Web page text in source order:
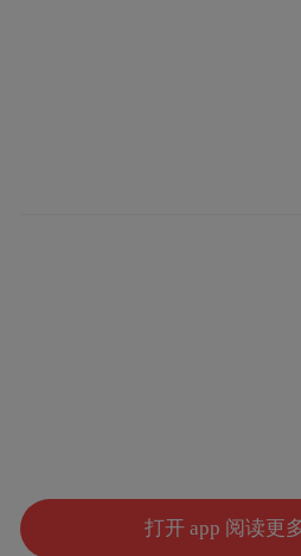
打开 app 阅读更